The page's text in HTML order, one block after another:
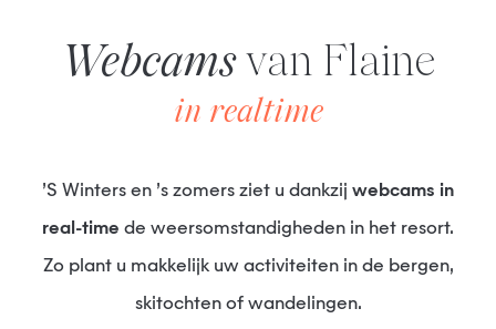
Webcamsvan Flaine
in realtime
’s Winters en ’s zomers ziet u dankzij webcams in
real-time de weersomstandigheden in het resort.
Zo plant u makkelijk uw activiteiten in de bergen,
skitochten of wandelingen.